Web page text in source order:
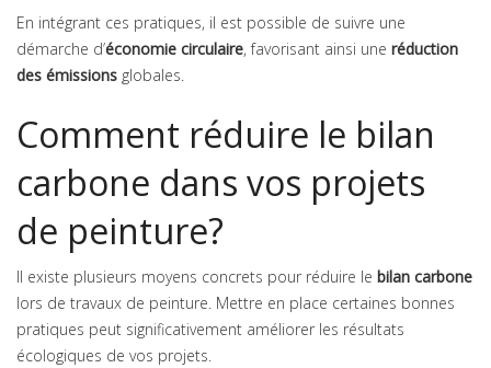
En intégrant ces pratiques, il est possible de suivre une
démarche d’économie circulaire, favorisant ainsi une réduction
des émissions globales.
Comment réduire le bilan
carbone dans vos projets
de peinture?
Il existe plusieurs moyens concrets pour réduire le bilan carbone
lors de travaux de peinture. Mettre en place certaines bonnes
pratiques peut significativement améliorer les résultats
écologiques de vos projets.